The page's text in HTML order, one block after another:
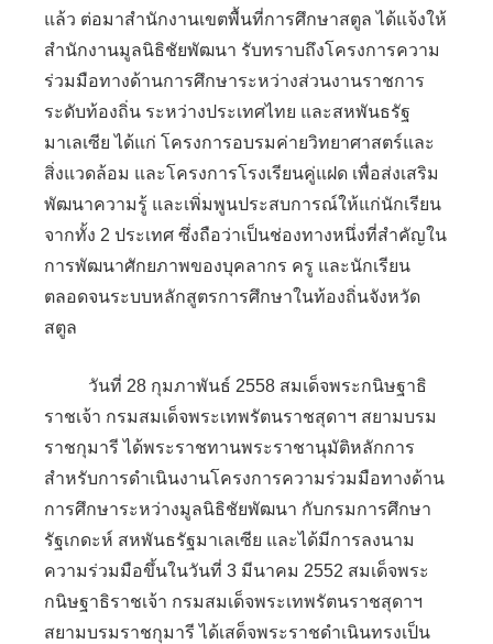
แล้ว ต่อมาสำนักงานเขตพื้นที่การศึกษาสตูล ได้แจ้งให้
สำนักงานมูลนิธิชัยพัฒนา รับทราบถึงโครงการความ
ร่วมมือทางด้านการศึกษาระหว่างส่วนงานราชการ
ระดับท้องถิ่น ระหว่างประเทศไทย และสหพันธรัฐ
มาเลเซีย ได้แก่ โครงการอบรมค่ายวิทยาศาสตร์และ
สิ่งแวดล้อม และโครงการโรงเรียนคู่แฝด เพื่อส่งเสริม
พัฒนาความรู้ และเพิ่มพูนประสบการณ์ให้แก่นักเรียน
จากทั้ง 2 ประเทศ ซึ่งถือว่าเป็นช่องทางหนึ่งที่สำคัญใน
การพัฒนาศักยภาพของบุคลากร ครู และนักเรียน
ตลอดจนระบบหลักสูตรการศึกษาในท้องถิ่นจังหวัด
สตูล
วันที่ 28 กุมภาพันธ์ 2558 สมเด็จพระกนิษฐาธิ
ราชเจ้า กรมสมเด็จพระเทพรัตนราชสุดาฯ สยามบรม
ราชกุมารี ได้พระราชทานพระราชานุมัติหลักการ
สำหรับการดำเนินงานโครงการความร่วมมือทางด้าน
การศึกษาระหว่างมูลนิธิชัยพัฒนา กับกรมการศึกษา
รัฐเกดะห์ สหพันธรัฐมาเลเซีย และได้มีการลงนาม
ความร่วมมือขึ้นในวันที่ 3 มีนาคม 2552 สมเด็จพระ
กนิษฐาธิราชเจ้า กรมสมเด็จพระเทพรัตนราชสุดาฯ
สยามบรมราชกุมารี ได้เสด็จพระราชดำเนินทรงเป็น